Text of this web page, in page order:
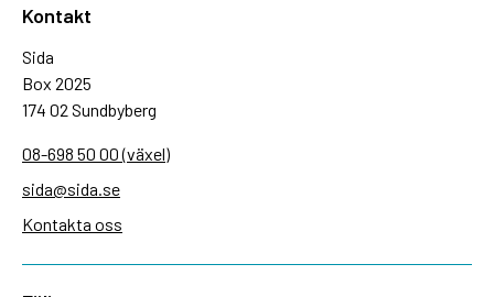
Kontakt
Sida
Box 2025
174 02 Sundbyberg
08-698 50 00 (växel)
sida@sida.se
Kontakta oss